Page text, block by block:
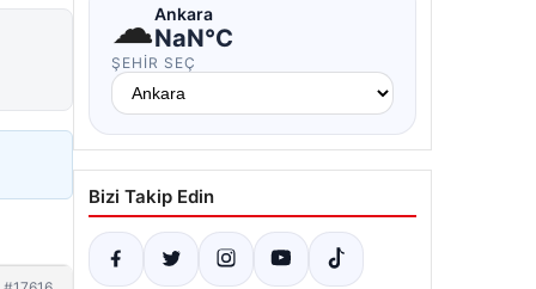
☁Ankara
NaN°C
ŞEHIR SEÇ
Bizi Takip Edin